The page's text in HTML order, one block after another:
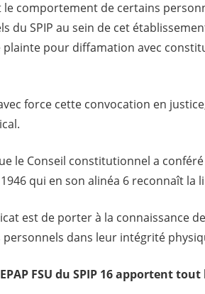
comportement de certains
du SPIP au sein de cet
plainte pour diffamation avec
force cette convocation en
le Conseil constitutionnel a
qui en son alinéa 6 reconnaît la
est de porter à la connaissance
personnels dans leur intégrité
FSU du SPIP 16 apportent